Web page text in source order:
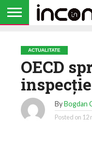
ACTUALITATE
OECD
ByBogdan
Posted on 12